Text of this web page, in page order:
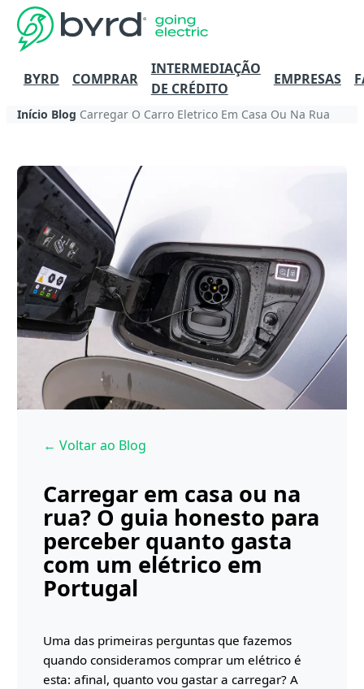
BYRD COMPRAR
INTERMEDIAÇÃO
DE CRÉDITO
EMPRESAS
Início Blog Carregar O Carro Eletrico Em Casa Ou Na Rua
← Voltar ao Blog
Carregar em casa ou na
rua? O guia honesto para
perceber quanto gasta
com um elétrico em
Portugal
Uma das primeiras perguntas que fazemos
quando consideramos comprar um elétrico é
esta: afinal, quanto vou gastar a carregar? A